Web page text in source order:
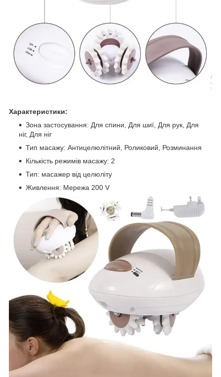
Характеристики:
Зона застосування: Для спини, Для шиї, Для рук, Для
ніг, Для ніг
Тип масажу: Антицелюлітний, Роликовий, Розминання
Кількість режимів масажу: 2
Тип: масажер від целюліту
Живлення: Мережа 200 V